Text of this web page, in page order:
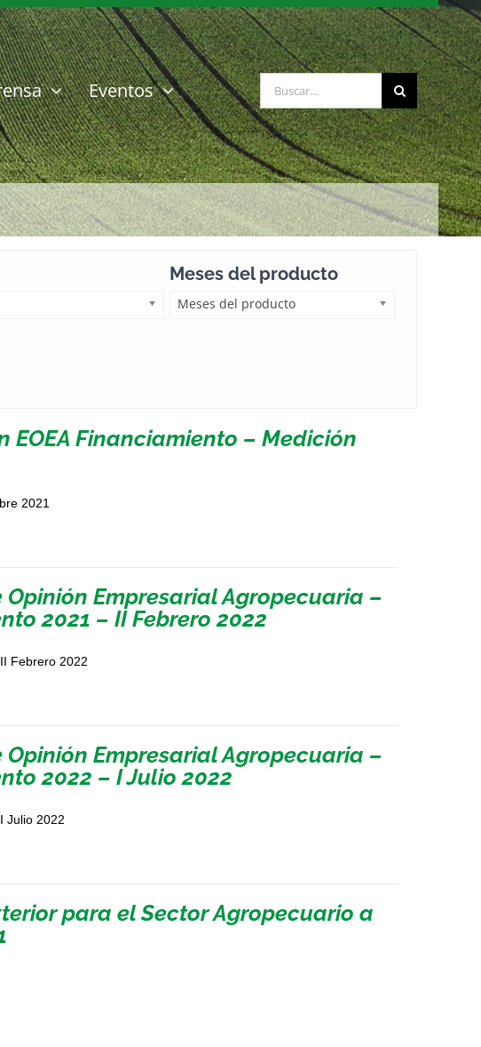
Eventos Buscar:
Meses del producto
Meses del producto
EOEA Financiamiento – Medición
2021
Opinión Empresarial Agropecuaria –
2021 – II Febrero 2022
Febrero 2022
Opinión Empresarial Agropecuaria –
2022 – I Julio 2022
Julio 2022
para el Sector Agropecuario a